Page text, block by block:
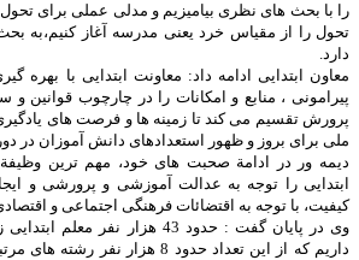
را با بحث های نظری بیامیزیم و مدلی عملی برای تحول
تحول را از مقیاس خرد یعنی مدرسه آغاز کنیم،به
دارد.
معاون ابتدایی ادامه داد: معاونت ابتدایی با بهره
پیرامونی ، منابع و امکانات را در چارچوب قوانین
پرورش تقسیم می کند تا زمینه ها و فرصت های
ملی برای بروز و ظهور استعدادهای دانش آموزان در
دیمه ور در ادامة صحبت های خود، مهم ترین
ابتدایی را توجه به عدالت آموزشی و پرورشی و
کیفیت، با توجه به اقتضائات فرهنگی اجتماعی و
وی در پایان گفت : حدود 43 هزار